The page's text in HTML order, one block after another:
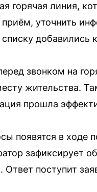
горячая линия,
приём, уточнить
добавились
звонком на
жительства.
прошла
появятся в
зафиксирует
поступит